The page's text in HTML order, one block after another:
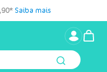
Saiba mais